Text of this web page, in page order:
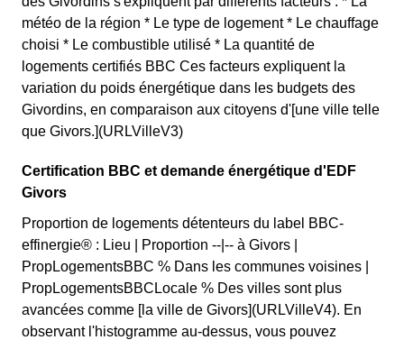
météo de la région * Le type de logement * Le chauffage
choisi * Le combustible utilisé * La quantité de
logements certifiés BBC Ces facteurs expliquent la
variation du poids énergétique dans les budgets des
Givordins, en comparaison aux citoyens d'[une ville telle
que Givors.](URLVilleV3)
Certification BBC et demande énergétique d'EDF
Givors
Proportion de logements détenteurs du label BBC-
effinergie® : Lieu | Proportion --|-- à Givors |
PropLogementsBBC % Dans les communes voisines |
PropLogementsBBCLocale % Des villes sont plus
avancées comme [la ville de Givors](URLVilleV4). En
observant l'histogramme au-dessus, vous pouvez